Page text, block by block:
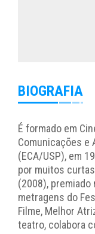
BIOGRAFIA
É formado em
Comunicações e
(ECA/USP), em
por muitos
(2008),
metragens do
Filme, Melhor
teatro, colabora